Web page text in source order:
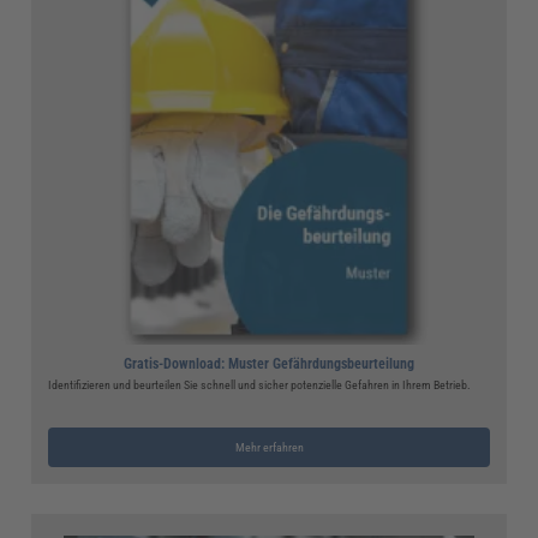
Gratis-Download: Muster Gefährdungsbeurteilung
Identifizieren und beurteilen Sie schnell und sicher potenzielle Gefahren in Ihrem Betrieb.
Mehr erfahren